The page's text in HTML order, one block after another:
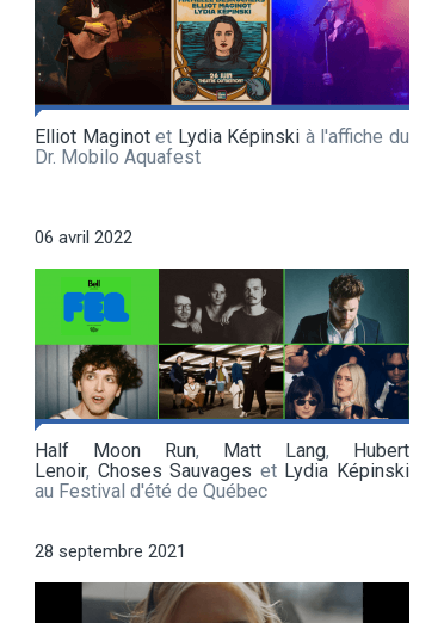
Elliot Maginotet Lydia Képinski à l'affiche du
Dr. Mobilo Aquafest
06 avril 2022
Half Moon Run, Matt Lang, Hubert
Lenoir, Choses Sauvages et Lydia Képinski
au Festival d'été de Québec
28 septembre 2021